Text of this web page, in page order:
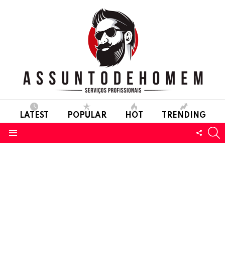
LATEST POPULAR HOT TRENDING